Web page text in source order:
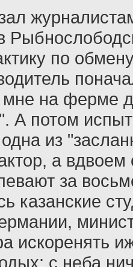
по
на ферме
А потом
из
а вдвоем
за
казанские
искоренять
с неба